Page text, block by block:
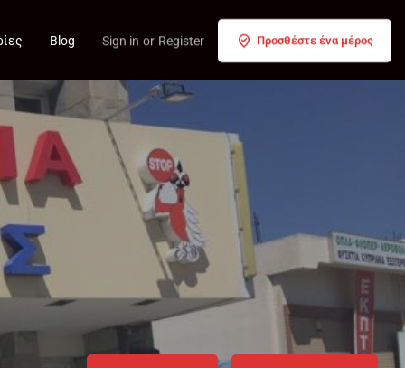
Blog Sign in or Register Προσθέστε ένα μέρος